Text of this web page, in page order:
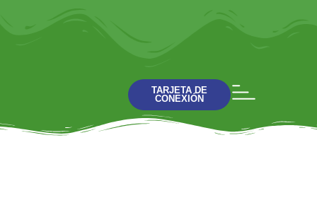
TARJETA DE
CONEXIÓN